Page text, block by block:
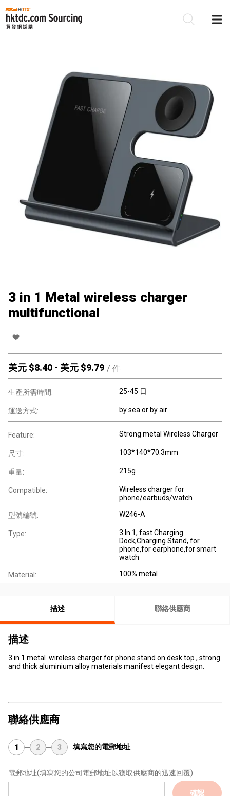
3 in 1 Metal wireless charger
multifunctional
美元 $8.40 - 美元 $9.79 / 件
生產所需時間: 25-45 日
運送方式: by sea or by air
Feature: Strong metal Wireless Charger
尺寸: 103*140*70.3mm
重量: 215g
Compatible:
Wireless charger for
phone/earbuds/watch
型號編號: W246-A
Type:
3 In 1, fast Charging
Dock,Charging Stand, for
phone,for earphone,for smart
watch
Material: 100% metal
描述 聯絡供應商
描述
3 in 1 metal wireless charger for phone stand on desk top , strong
and thick aluminium alloy materials manifest elegant design.
聯絡供應商
1 2 3 填寫您的電郵地址
電郵地址(填寫您的公司電郵地址以獲取供應商的迅速回覆)
確認